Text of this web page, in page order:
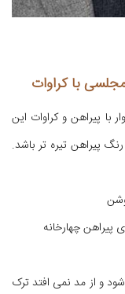
با کراوات
پیراهن و کراوات این
پیراهن تیره تر باشد.
و از مد نمی افتد ترک